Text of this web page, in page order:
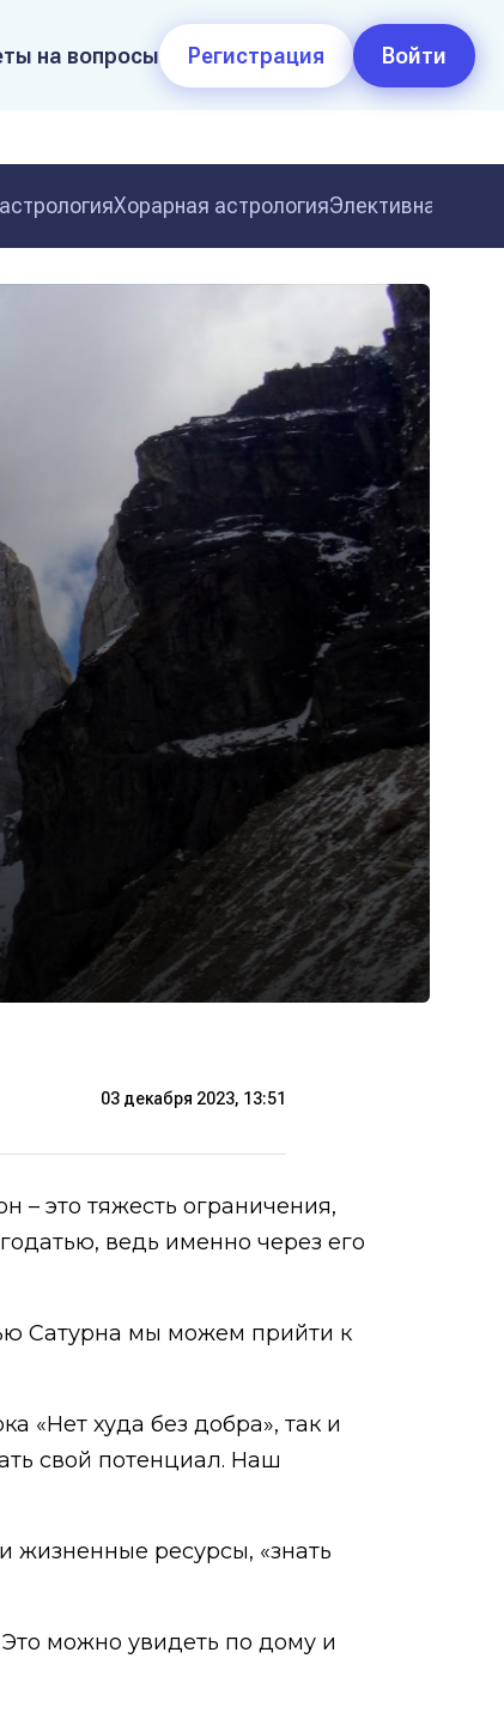
на вопросы Регистрация Войти
Хорарная астрологияЭлективная
03 декабря 2023, 13:51
– это тяжесть ограничения,
ведь именно через его
Сатурна мы можем прийти к
«Нет худа без добра», так и
свой потенциал. Наш
жизненные ресурсы, «знать
можно увидеть по дому и